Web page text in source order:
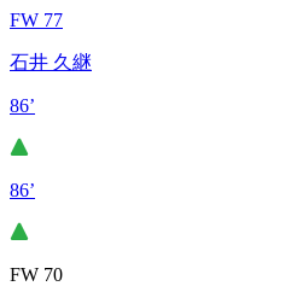
FW 77
石井 久継
86’
86’
FW 70